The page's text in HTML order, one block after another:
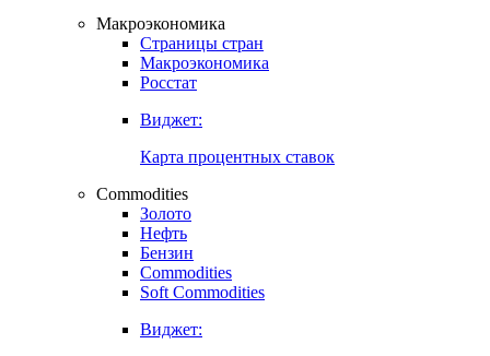
Макроэкономика
Страницы стран
Макроэкономика
Росстат
Виджет:
Карта процентных ставок
Commodities
Золото
Нефть
Бензин
Commodities
Soft Commodities
Виджет: